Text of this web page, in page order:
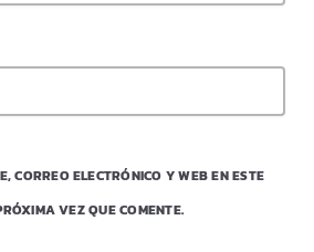
CORREO ELECTRÓNICO Y WEB EN ESTE
VEZ QUE COMENTE.